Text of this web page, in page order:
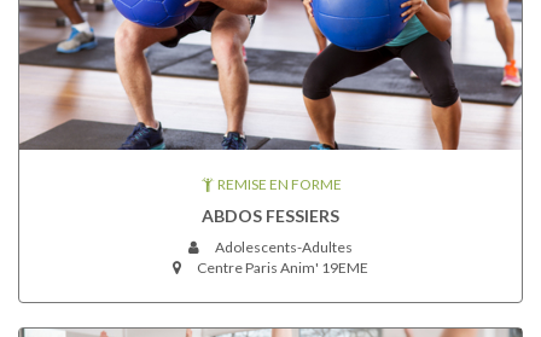
REMISE EN FORME
ABDOS FESSIERS
Adolescents-Adultes
Centre Paris Anim' 19EME